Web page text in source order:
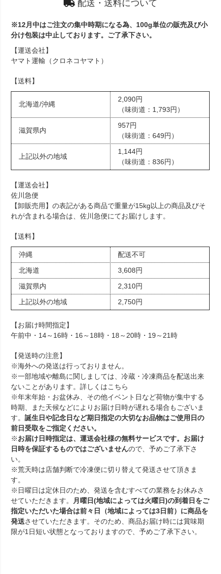
配送・送料について
※12月中はご注文の集中時期になる為、100g単位の販売及び小
分け包装は中止しております。ご了承下さい。
【運送会社】
ヤマト運輸（クロネコヤマト）
【送料】
北海道/沖縄
2,090円
（味街道：1,793円）
滋賀県内
957円
（味街道：649円）
上記以外の地域
1,144円
（味街道：836円）
【運送会社】
佐川急便
【卸販売用】の表記がある商品で重量が15kg以上の商品及びそ
れが含まれる場合は、佐川急便にてお届けします。
【送料】
沖縄
配送不可
北海道
3,608円
滋賀県内
2,310円
上記以外の地域
2,750円
【お届け時間指定】
午前中・14～16時・16～18時・18～20時・19～21時
【発送時の注意】
※海外への発送は行っておりません。
※一部地域や離島に関しましては、冷蔵・冷凍商品を配送出来
ないことがあります。詳しくはこちら
※年末年始・お盆休み、その他イベント日など荷物が集中する
時期、また天候などによりお届け日時が遅れる場合もございま
す。誕生日や記念日など期日指定の大切なお品物はご使用日の
前日受取をご指定ください。
※お届け日時指定は、運送会社様の無料サービスです。お届け
日時を保証するものではございませんので、予めご了承下さ
い。
※荒天時は店舗判断で冷凍便に切り替えて発送させて頂きま
す。
※日曜日は定休日のため、発送を含むすべての業務をお休みさ
せていただきます。
月曜日(地域によっては火曜日)の到着日をご
指定いただいた場合は前々日（地域によっては3日前）に商品を
発送させていただきます。そのため、商品お届け時には賞味期
限が1日短い状態となっておりますので、予めご了承下さい。